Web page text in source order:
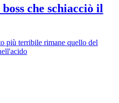
che schiacciò il
più terribile rimane quello del